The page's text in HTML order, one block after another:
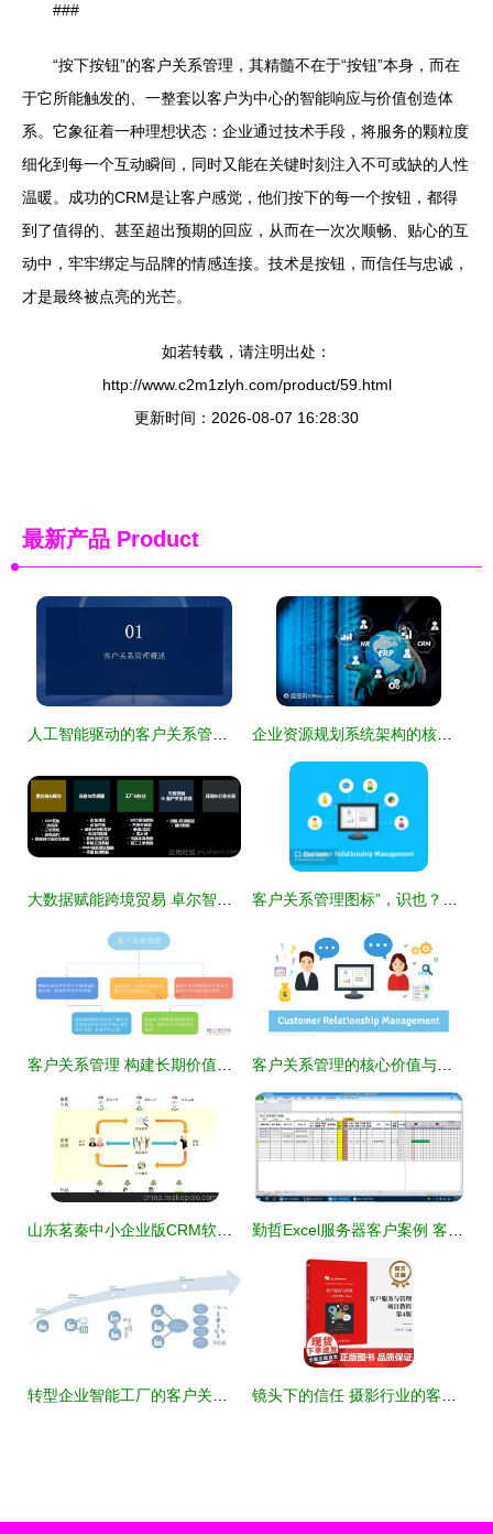
###
“按下按钮”的客户关系管理，其精髓不在于“按钮”本身，而在
于它所能触发的、一整套以客户为中心的智能响应与价值创造体
系。它象征着一种理想状态：企业通过技术手段，将服务的颗粒度
细化到每一个互动瞬间，同时又能在关键时刻注入不可或缺的人性
温暖。成功的CRM是让客户感觉，他们按下的每一个按钮，都得
到了值得的、甚至超出预期的回应，从而在一次次顺畅、贴心的互
动中，牢牢绑定与品牌的情感连接。技术是按钮，而信任与忠诚，
才是最终被点亮的光芒。
如若转载，请注明出处：
http://www.c2m1zlyh.com/product/59.html
更新时间：2026-08-07 16:28:30
最新产品 Product